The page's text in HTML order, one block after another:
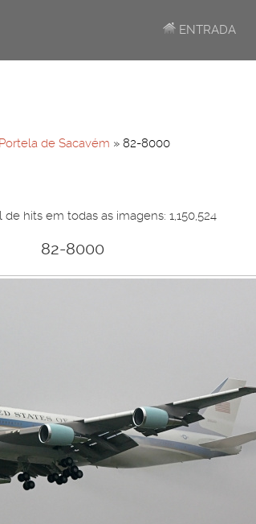
ENTRADA
de Sacavém » 82-8000
hits em todas as imagens: 1,150,524
82-8000